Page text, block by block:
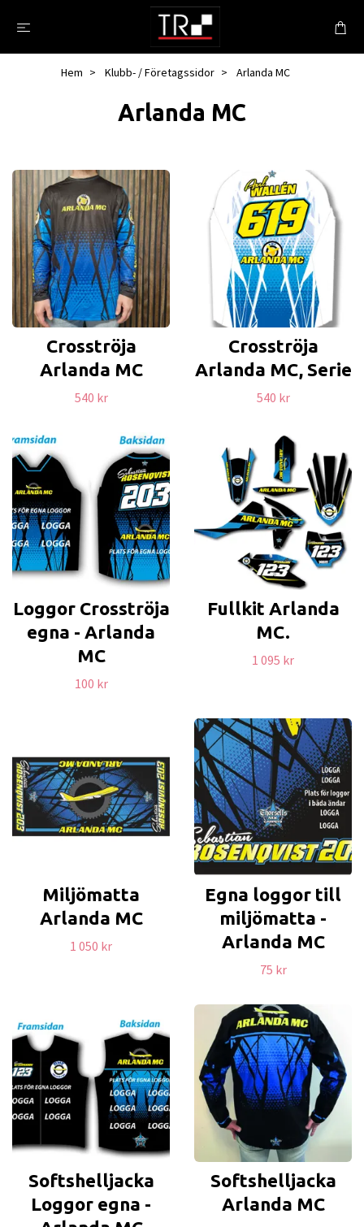
Hem Klubb- / Företagssidor Arlanda MC
Arlanda MC
Crosströja
Arlanda MC
540 kr
Crosströja
Arlanda MC, Serie
540 kr
Loggor Crosströja
egna - Arlanda
MC
100 kr
Fullkit Arlanda
MC.
1 095 kr
Miljömatta
Arlanda MC
1 050 kr
Egna loggor till
miljömatta -
Arlanda MC
75 kr
Softshelljacka
Loggor egna -
Softshelljacka
Arlanda MC